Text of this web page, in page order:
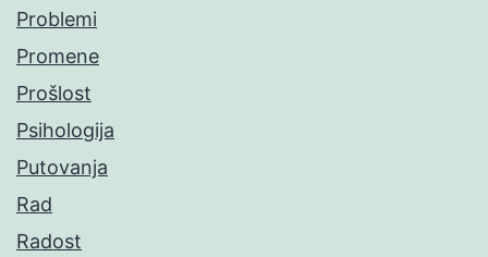
Problemi
Promene
Prošlost
Psihologija
Putovanja
Rad
Radost